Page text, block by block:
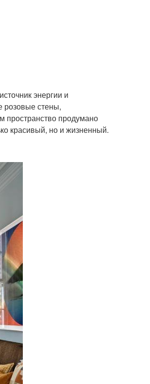
энергии и
розовые стены,
пространство продумано
красивый, но и жизненный.